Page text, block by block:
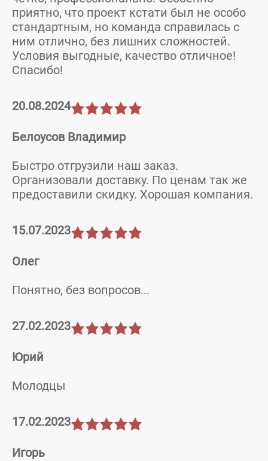
приятно, что проект кстати был не особо
стандартным, но команда справилась с
ним отлично, без лишних сложностей.
Условия выгодные, качество отличное!
Спасибо!
20.08.2024
Белоусов Владимир
Быcтро отгрузили наш заказ.
Организовали доставку. По ценам так же
предоставили скидку. Хорошая компания.
15.07.2023
Олег
Понятно, без вопросов...
27.02.2023
Юрий
Молодцы
17.02.2023
Игорь